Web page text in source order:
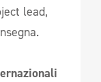
lead,